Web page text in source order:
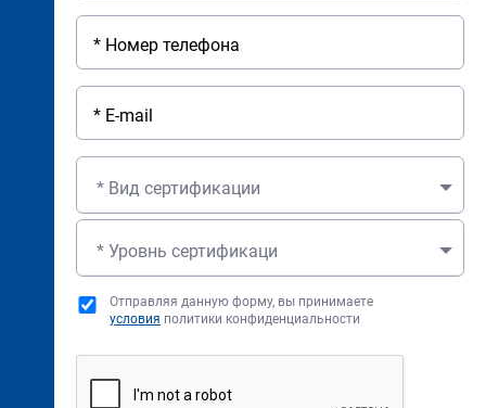
* Вид сертификации
* Уровнь сертификаци
Отправляя данную форму, вы принимаете
условия политики конфиденциальности